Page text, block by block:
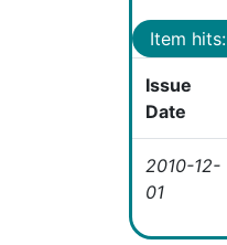
Item hits:
Issue
Date
2010-12-
01